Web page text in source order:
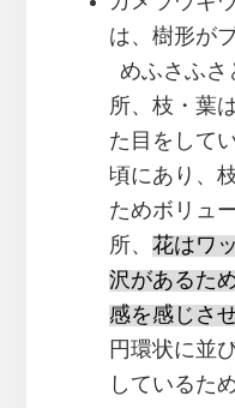
は、樹形が
めふさふさ
所、枝・葉
た目をして
頃にあり、
ためボリュ
所、 花はワ
沢があるた
感を感じさ
円環状に並
しているた